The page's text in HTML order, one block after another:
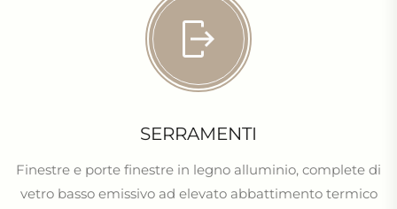
SERRAMENTI
Finestre e porte finestre in legno alluminio, complete di
vetro basso emissivo ad elevato abbattimento termico